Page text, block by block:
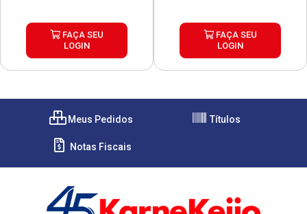
FAÇA SEU
LOGIN
FAÇA SEU
LOGIN
Meus Pedidos Títulos
Notas Fiscais